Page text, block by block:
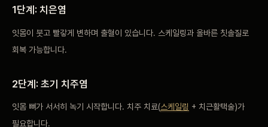
자주 묻는 질문
회원가입 / 로그인
1단계: 치은염
잇몸이 붓고 빨갛게 변하며 출혈이 있습니다. 스케일링과 올바른 칫솔질로
회복 가능합니다.
2단계: 초기 치주염
잇몸 뼈가 서서히 녹기 시작합니다. 치주 치료(스케일링 + 치근활택술)가
필요합니다.